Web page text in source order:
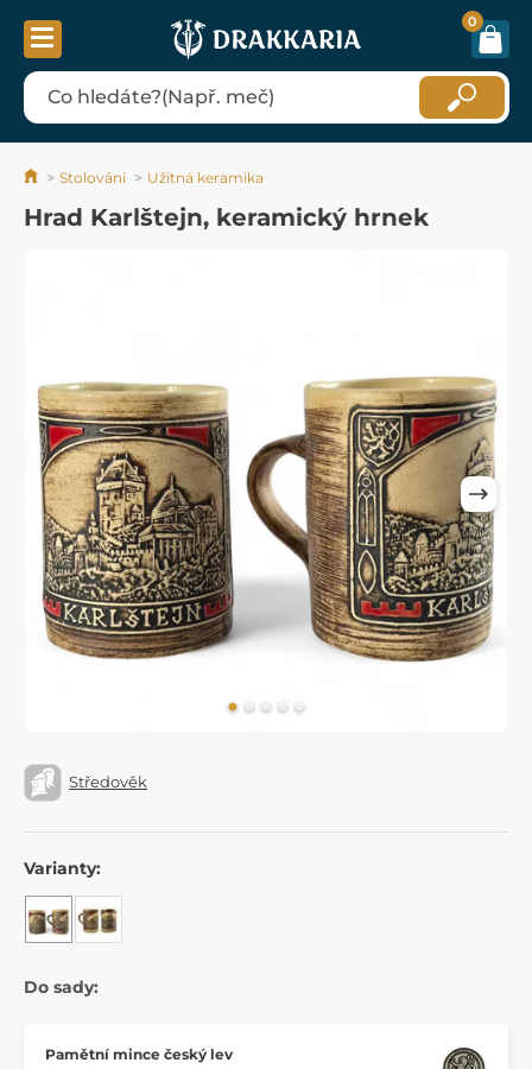
0
Stolování Užitná keramika
Hrad Karlštejn, keramický hrnek
Středověk
Varianty:
Do sady:
Pamětní mince český lev